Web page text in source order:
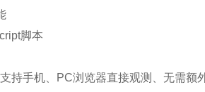
脚本
手机、PC浏览器直接观测、无需额